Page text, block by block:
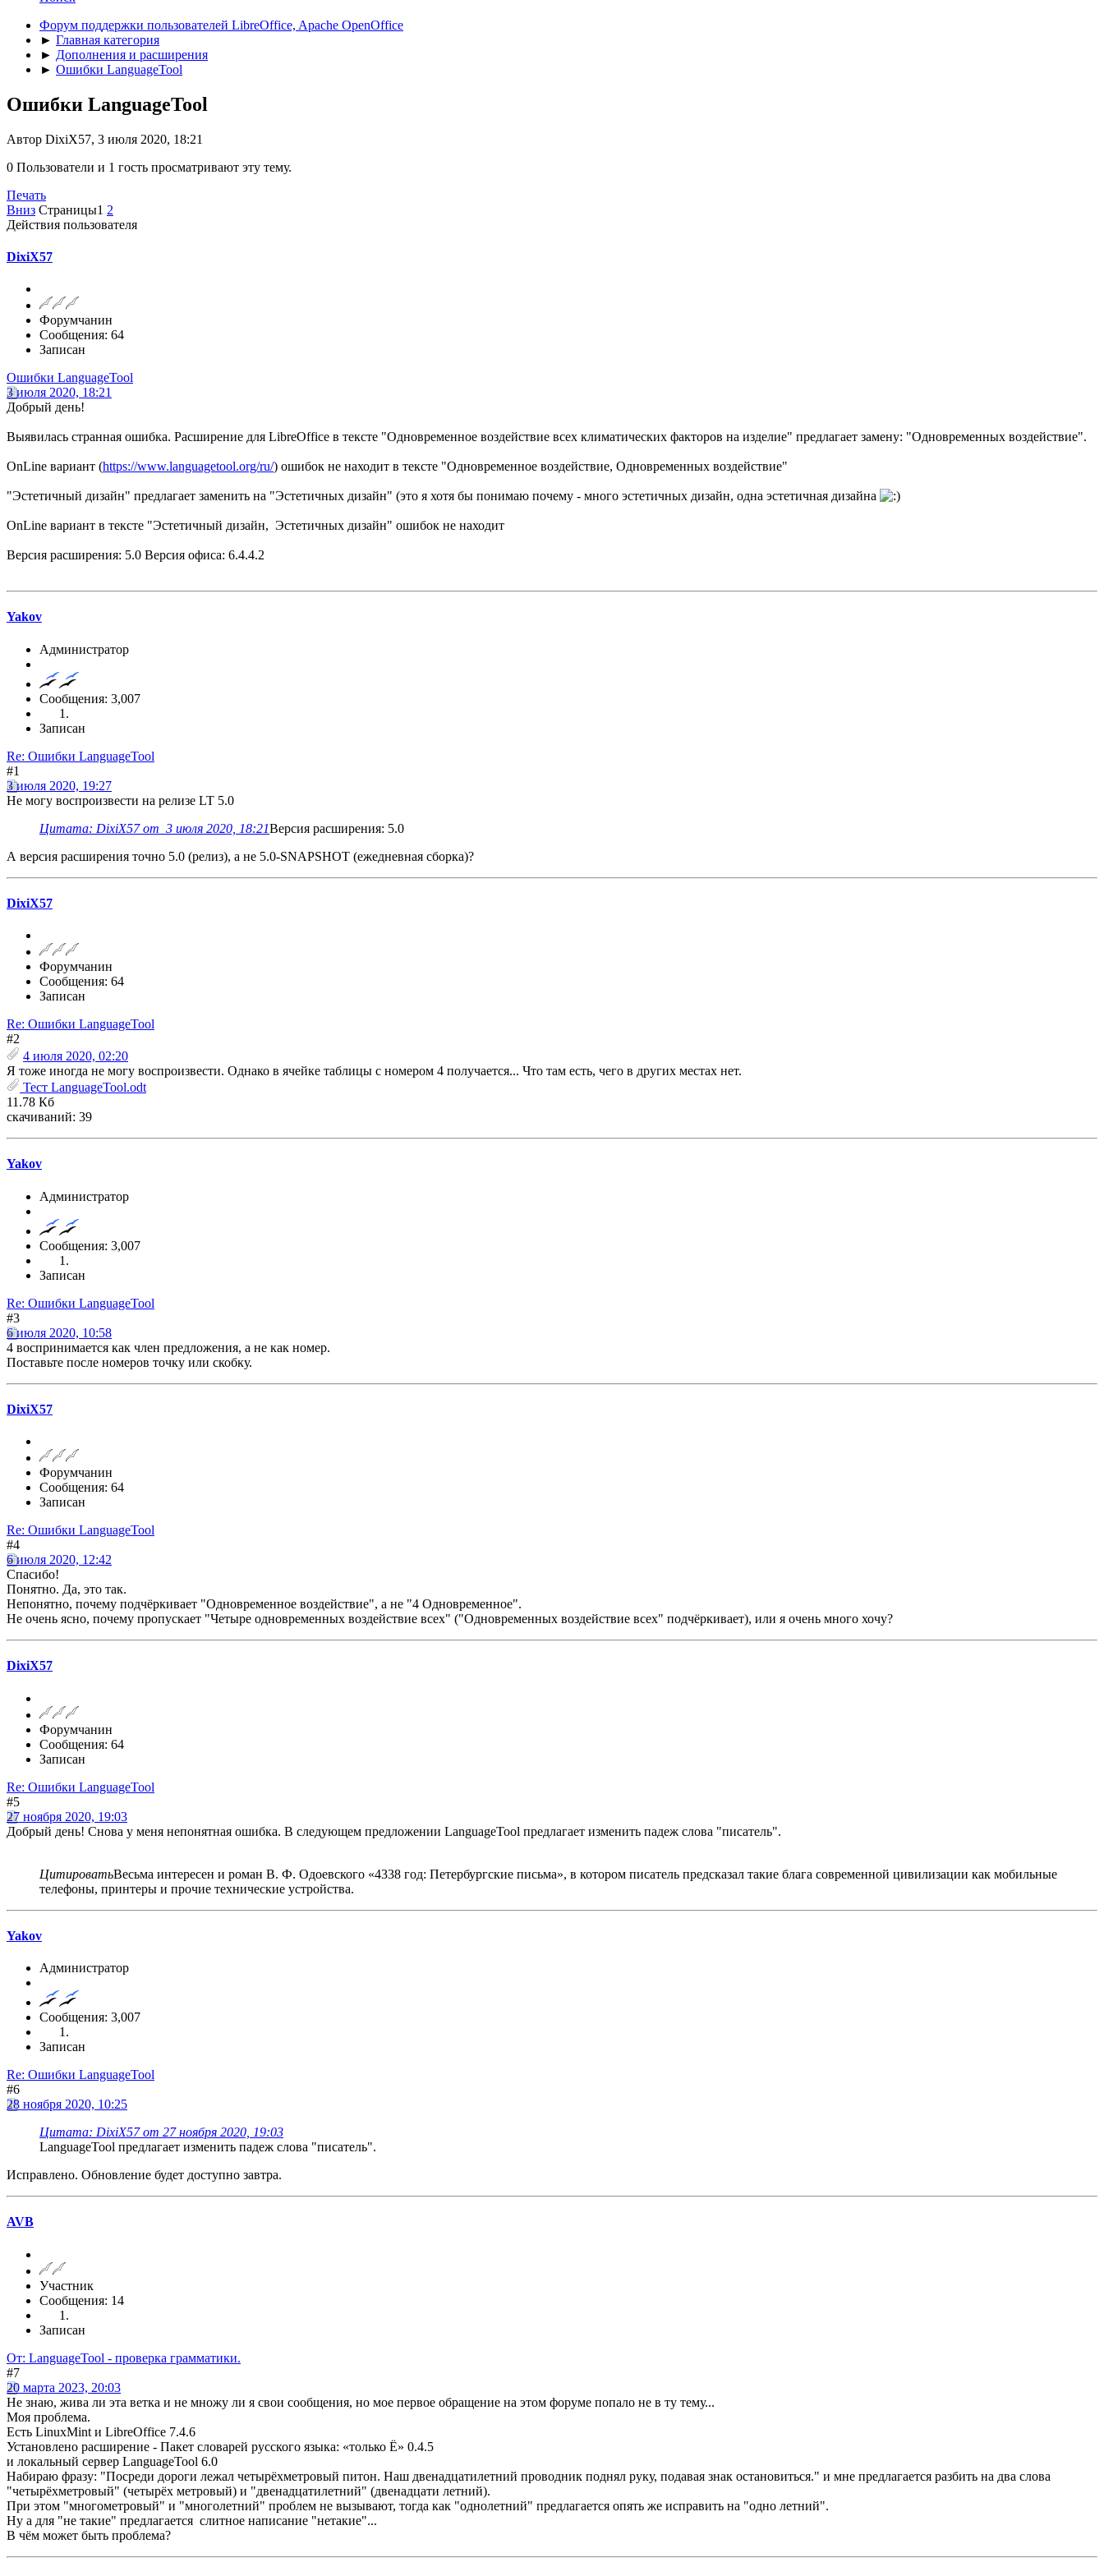
Форум поддержки пользователей LibreOffice, Apache OpenOffice
► Главная категория
► Дополнения и расширения
► Ошибки LanguageTool
Ошибки LanguageTool
Автор DixiX57, 3 июля 2020, 18:21
0 Пользователи и 1 гость просматривают эту тему.
Печать
Вниз Страницы1 2
Действия пользователя
DixiX57
Форумчанин
Сообщения: 64
Записан
Ошибки LanguageTool
3 июля 2020, 18:21
Добрый день!
Выявилась странная ошибка. Расширение для LibreOffice в тексте "Одновременное воздействие всех климатических факторов на изделие" предлагает замену: "Одновременных воздействие".
OnLine вариант (https://www.languagetool.org/ru/) ошибок не находит в тексте "Одновременное воздействие, Одновременных воздействие"
"Эстетичный дизайн" предлагает заменить на "Эстетичных дизайн" (это я хотя бы понимаю почему - много эстетичных дизайн, одна эстетичная дизайна
OnLine вариант в тексте "Эстетичный дизайн, Эстетичных дизайн" ошибок не находит
Версия расширения: 5.0 Версия офиса: 6.4.4.2
Yakov
Администратор
Сообщения: 3,007
Записан
Re: Ошибки LanguageTool
#1
3 июля 2020, 19:27
Не могу воспроизвести на релизе LT 5.0
Цитата: DixiX57 от 3 июля 2020, 18:21Версия расширения: 5.0
А версия расширения точно 5.0 (релиз), а не 5.0-SNAPSHOT (ежедневная сборка)?
DixiX57
Форумчанин
Сообщения: 64
Записан
Re: Ошибки LanguageTool
#2
4 июля 2020, 02:20
Я тоже иногда не могу воспроизвести. Однако в ячейке таблицы с номером 4 получается... Что там есть, чего в других местах нет.
Тест LanguageTool.odt
11.78 Кб
скачиваний: 39
Yakov
Администратор
Сообщения: 3,007
Записан
Re: Ошибки LanguageTool
#3
6 июля 2020, 10:58
4 воспринимается как член предложения, а не как номер.
Поставьте после номеров точку или скобку.
DixiX57
Форумчанин
Сообщения: 64
Записан
Re: Ошибки LanguageTool
#4
6 июля 2020, 12:42
Спасибо!
Понятно. Да, это так.
Непонятно, почему подчёркивает "Одновременное воздействие", а не "4 Одновременное".
Не очень ясно, почему пропускает "Четыре одновременных воздействие всех" ("Одновременных воздействие всех" подчёркивает), или я очень много хочу?
DixiX57
Форумчанин
Сообщения: 64
Записан
Re: Ошибки LanguageTool
#5
27 ноября 2020, 19:03
Добрый день! Снова у меня непонятная ошибка. В следующем предложении LanguageTool предлагает изменить падеж слова "писатель".
ЦитироватьВесьма интересен и роман В. Ф. Одоевского «4338 год: Петербургские письма», в котором писатель предсказал такие блага современной цивилизации как мобильные
телефоны, принтеры и прочие технические устройства.
Yakov
Администратор
Сообщения: 3,007
Записан
Re: Ошибки LanguageTool
#6
28 ноября 2020, 10:25
Цитата: DixiX57 от 27 ноября 2020, 19:03
LanguageTool предлагает изменить падеж слова "писатель".
Исправлено. Обновление будет доступно завтра.
AVB
Участник
Сообщения: 14
Записан
От: LanguageTool - проверка грамматики.
#7
20 марта 2023, 20:03
Не знаю, жива ли эта ветка и не множу ли я свои сообщения, но мое первое обращение на этом форуме попало не в ту тему...
Моя проблема.
Есть LinuxMint и LibreOffice 7.4.6
Установлено расширение - Пакет словарей русского языка: «только Ё» 0.4.5
и локальный сервер LanguageTool 6.0
Набираю фразу: "Посреди дороги лежал четырёхметровый питон. Наш двенадцатилетний проводник поднял руку, подавая знак остановиться." и мне предлагается разбить на два слова
"четырёхметровый" (четырёх метровый) и "двенадцатилетний" (двенадцати летний).
При этом "многометровый" и "многолетний" проблем не вызывают, тогда как "однолетний" предлагается опять же исправить на "одно летний".
Ну а для "не такие" предлагается слитное написание "нетакие"...
В чём может быть проблема?